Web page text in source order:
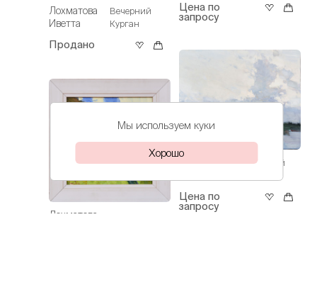
Лохматова
Иветта
Вечерний
Курган
Продано
Лохматова
Цена по
запросу
Лохматова
Кубанский
Цена по
запросу
Мы используем куки
Хорошо